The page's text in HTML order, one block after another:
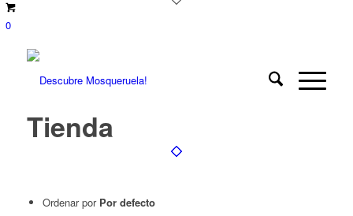
0
Tienda
Ordenar por Por defecto